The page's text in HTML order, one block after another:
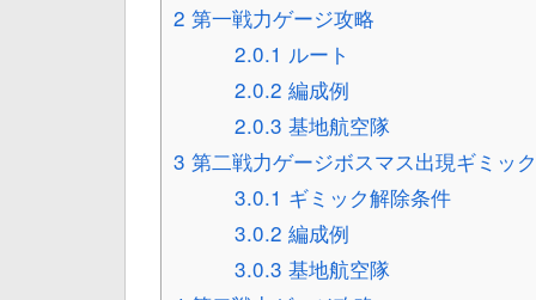
2 第一戦力ゲージ攻略
2.0.1 ルート
2.0.2 編成例
2.0.3 基地航空隊
3 第二戦力ゲージボスマス出現ギミッ
3.0.1 ギミック解除条件
3.0.2 編成例
3.0.3 基地航空隊